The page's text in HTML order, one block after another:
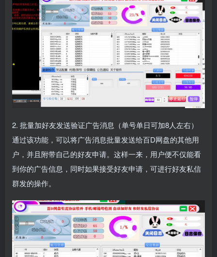
2. 批量加好友发送验证广告消息（单号单日可加8人左右）
通过该功能，可以将广告消息批量发送给百D网盘的其他用
户，并且附带自己的好友申请。这样一来，用户便不仅能看
到你的广告信息，同时如果接受好友申请，可进行好友私信
群发的操作。